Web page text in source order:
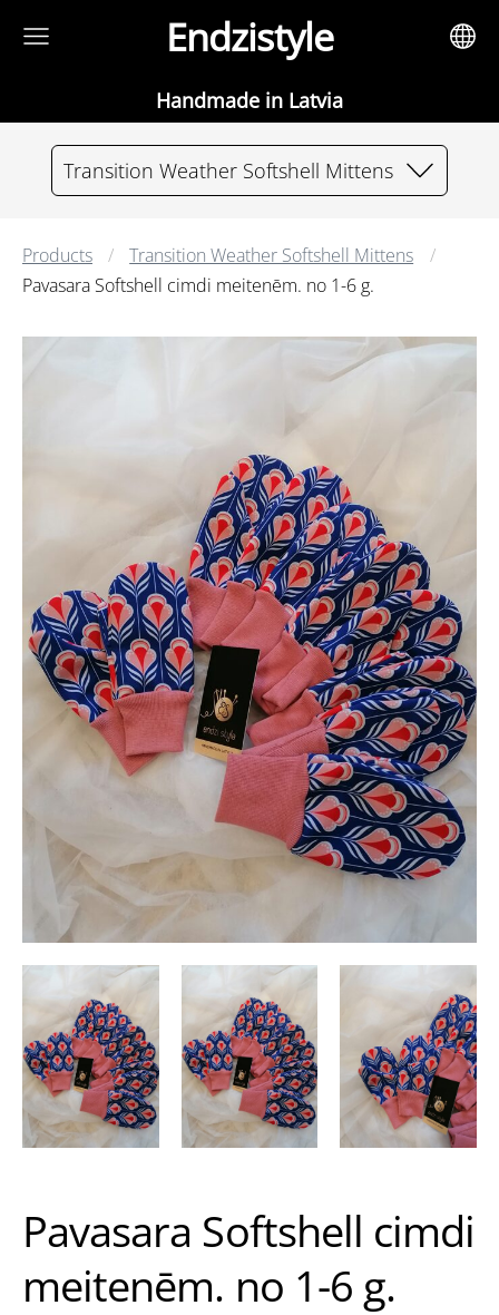
Endzistyle
Handmade in Latvia
Transition Weather Softshell Mittens
Products
Transition Weather Softshell Mittens
Pavasara Softshell cimdi meitenēm. no 1-6 g.
Pavasara Softshell cimdi
meitenēm. no 1-6 g.